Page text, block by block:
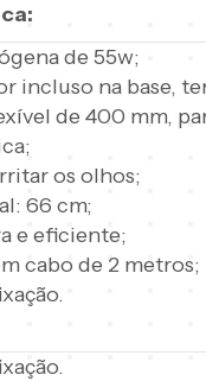
de 55w;
incluso na base,
de 400 mm,
os olhos;
66 cm;
e eficiente;
cabo de 2 metros;